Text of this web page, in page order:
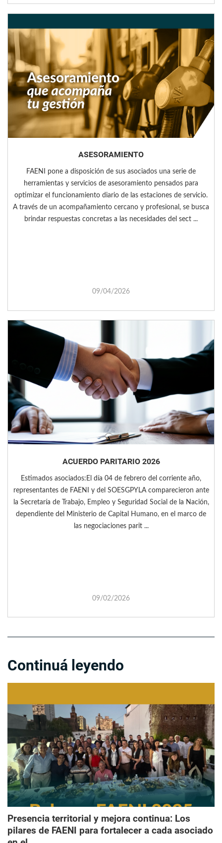
ASESORAMIENTO
FAENI pone a disposición de sus asociados una serie de
herramientas y servicios de asesoramiento pensados para
optimizar el funcionamiento diario de las estaciones de servicio.
A través de un acompañamiento cercano y profesional, se busca
brindar respuestas concretas a las necesidades del sect ...
09/04/2026
ACUERDO PARITARIO 2026
Estimados asociados:El día 04 de febrero del corriente año,
representantes de FAENI y del SOESGPYLA comparecieron ante
la Secretaría de Trabajo, Empleo y Seguridad Social de la Nación,
dependiente del Ministerio de Capital Humano, en el marco de
las negociaciones parit ...
09/02/2026
Continuá leyendo
Presencia territorial y mejora continua: Los
pilares de FAENI para fortalecer a cada asociado